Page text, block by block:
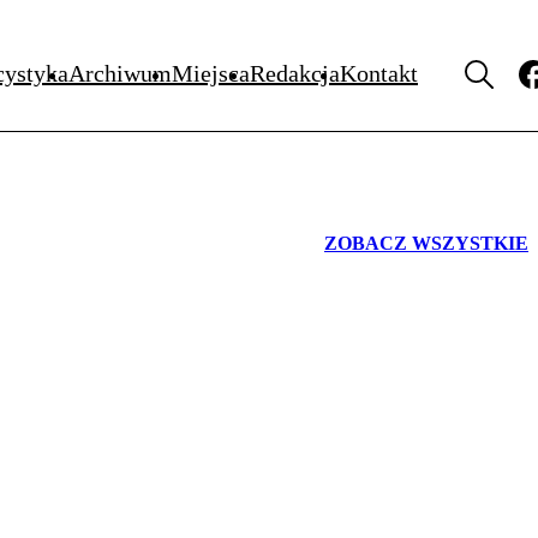
ArchiwumMiejscaRedakcjaKontakt
ZOBACZ WSZYSTKIE